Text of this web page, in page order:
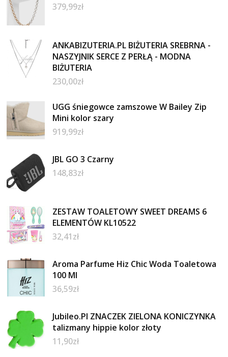
379,99zł
ANKABIZUTERIA.PL BIŻUTERIA SREBRNA -
NASZYJNIK SERCE Z PERŁĄ - MODNA
BIŻUTERIA
230,00zł
UGG śniegowce zamszowe W Bailey Zip
Mini kolor szary
919,99zł
JBL GO 3 Czarny
148,83zł
ZESTAW TOALETOWY SWEET DREAMS 6
ELEMENTÓW KL10522
32,41zł
Aroma Parfume Hiz Chic Woda Toaletowa
100 Ml
36,59zł
Jubileo.Pl ZNACZEK ZIELONA KONICZYNKA
talizmany hippie kolor złoty
11,90zł